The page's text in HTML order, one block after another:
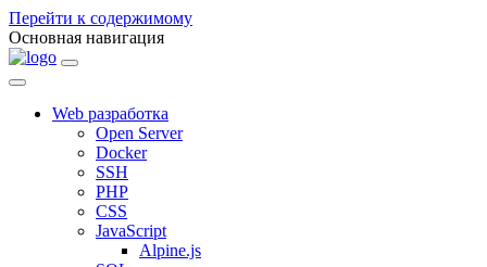
Перейти к содержимому
Основная навигация
Web разработка
Open Server
Docker
SSH
PHP
CSS
JavaScript
Alpine.js